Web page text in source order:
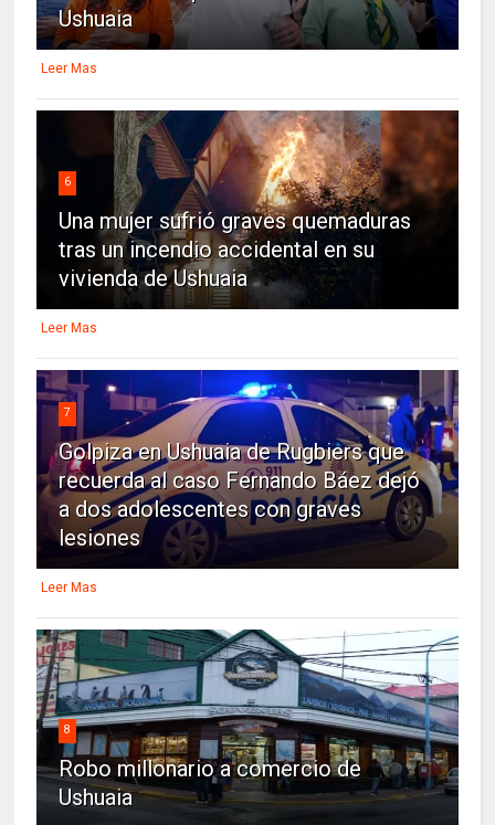
Ushuaia
Leer Mas
6
Una mujer sufrió graves quemaduras
tras un incendio accidental en su
vivienda de Ushuaia
Leer Mas
7
Golpiza en Ushuaia de Rugbiers que
recuerda al caso Fernando Báez dejó
a dos adolescentes con graves
lesiones
Leer Mas
8
Robo millonario a comercio de
Ushuaia